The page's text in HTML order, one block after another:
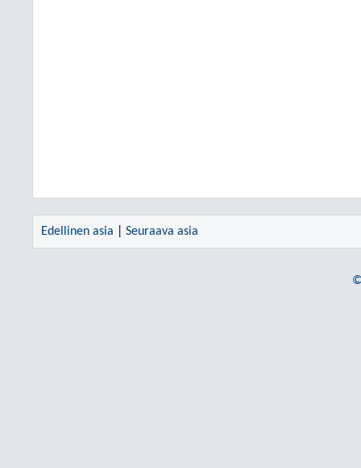
Edellinen asia Seuraava asia